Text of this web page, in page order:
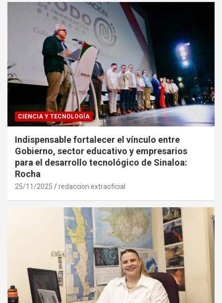
CIENCIA Y TECNOLOGÍA
Indispensable fortalecer el vínculo entre
Gobierno, sector educativo y empresarios
para el desarrollo tecnológico de Sinaloa:
Rocha
25/11/2025 redaccion extraoficial